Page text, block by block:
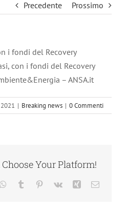
Precedente Prossimo
i fondi del Recovery
con i fondi del Recovery
– ANSA.it
| Breaking news | 0 Commenti
Your Platform!
WhatsApp
Tumblr Pinterest
Vk Xing Email